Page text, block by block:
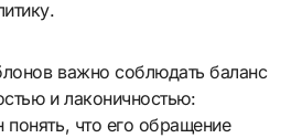
важно соблюдать баланс
и лаконичностью:
понять, что его обращение